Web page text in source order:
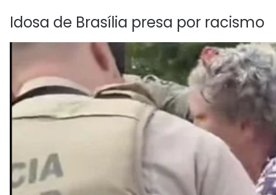
Idosa de Brasília presa por racismo